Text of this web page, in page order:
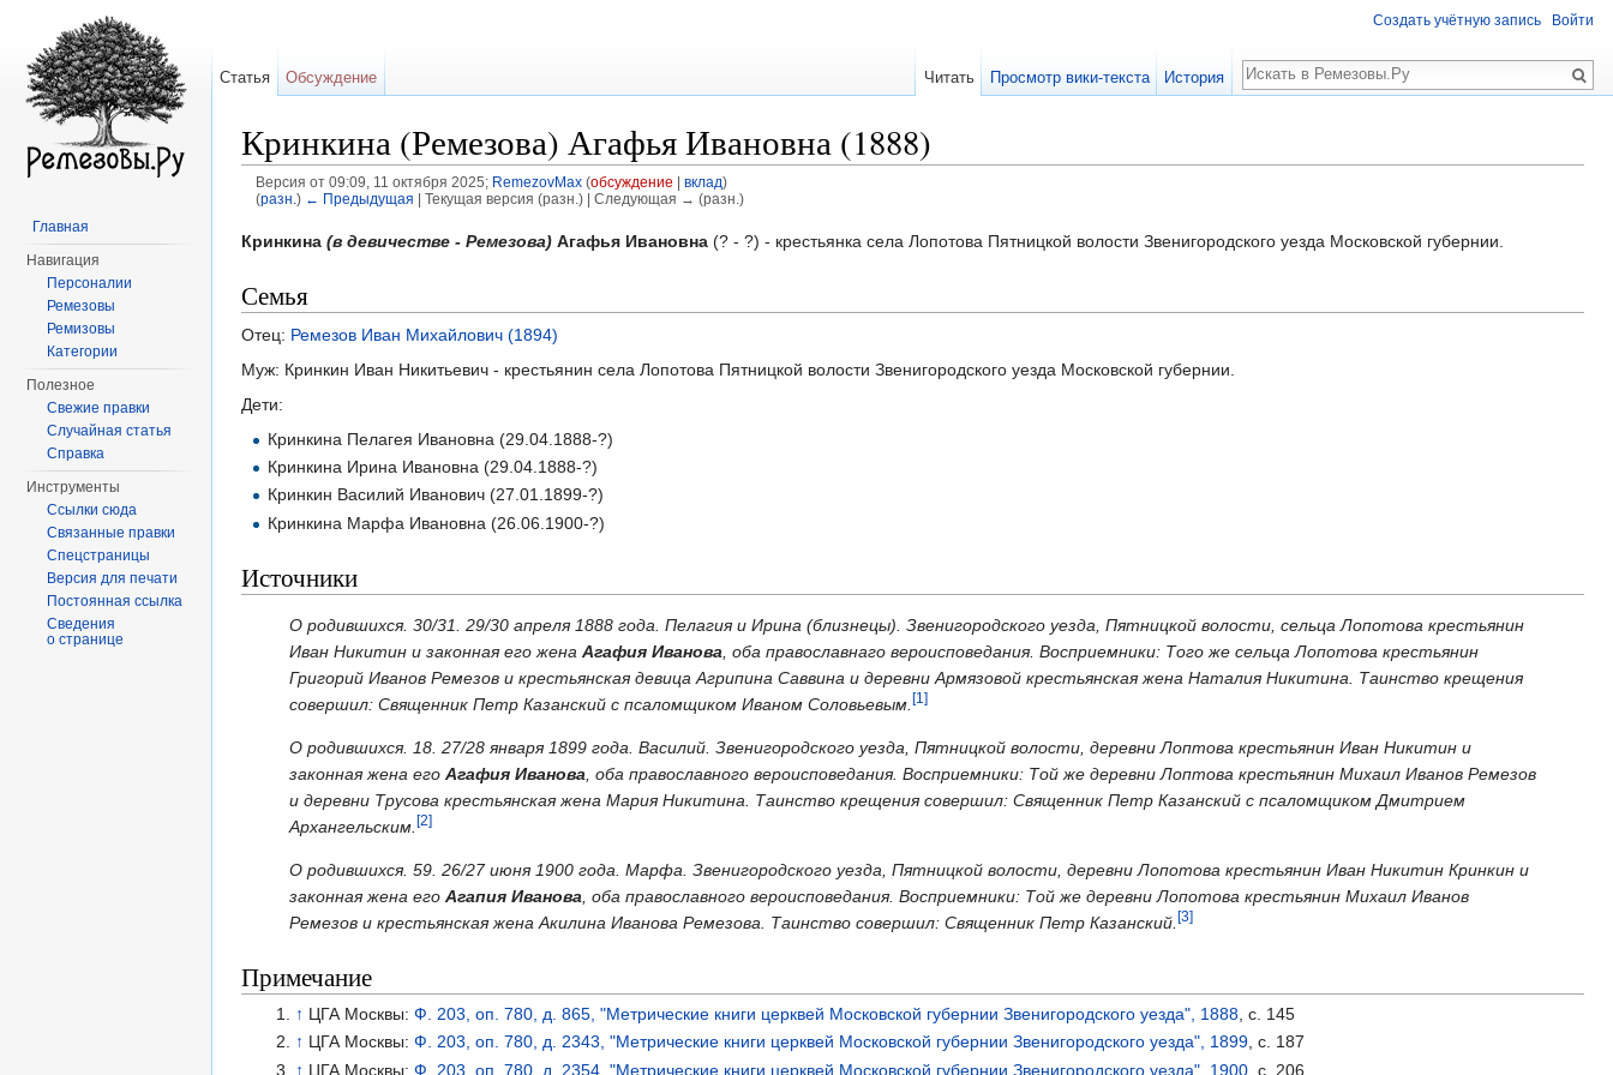
Кринкина (Ремезова) Агафья Ивановна (1888)
Версия от 09:09, 11 октября 2025; RemezovMax (обсуждение вклад)
(разн. ) ← Предыдущая | Текущая версия (разн.) | Следующая → (разн.)
Кринкина (в девичестве - Ремезова) Агафья Ивановна (? - ?) - крестьянка села Лопотова Пятницкой волости Звенигородского уезда Московской губернии.
Семья
Отец: Ремезов Иван Михайлович (1894)
Муж: Кринкин Иван Никитьевич - крестьянин села Лопотова Пятницкой волости Звенигородского уезда Московской губернии.
Дети:
Кринкина Пелагея Ивановна (29.04.1888-?)
Кринкина Ирина Ивановна (29.04.1888-?)
Кринкин Василий Иванович (27.01.1899-?)
Кринкина Марфа Ивановна (26.06.1900-?)
Источники
О родившихся. 30/31. 29/30 апреля 1888 года. Пелагия и Ирина (близнецы). Звенигородского уезда, Пятницкой волости, сельца Лопотова крестьянин
Иван Никитин и законная его жена Агафия Иванова , оба православнаго вероисповедания. Восприемники: Того же сельца Лопотова крестьянин
Григорий Иванов Ремезов и крестьянская девица Агрипина Саввина и деревни Армязовой крестьянская жена Наталия Никитина. Таинство крещения
совершил: Священник Петр Казанский с псаломщиком Иваном Соловьевым. [1]
О родившихся. 18. 27/28 января 1899 года. Василий. Звенигородского уезда, Пятницкой волости, деревни Лоптова крестьянин Иван Никитин и
законная жена его Агафия Иванова , оба православного вероисповедания. Восприемники: Той же деревни Лоптова крестьянин Михаил Иванов Ремезов
и деревни Трусова крестьянская жена Мария Никитина. Таинство крещения совершил: Священник Петр Казанский с псаломщиком Дмитрием
Архангельским. [2]
О родившихся. 59. 26/27 июня 1900 года. Марфа. Звенигородского уезда, Пятницкой волости, деревни Лопотова крестьянин Иван Никитин Кринкин и
законная жена его Агапия Иванова , оба православного вероисповедания. Восприемники: Той же деревни Лопотова крестьянин Михаил Иванов
Ремезов и крестьянская жена Акилина Иванова Ремезова. Таинство совершил: Священник Петр Казанский. [3]
Примечание
↑ ЦГА Москвы: Ф. 203, оп. 780, д. 865, "Метрические книги церквей Московской губернии Звенигородского уезда", 1888, с. 145
↑ ЦГА Москвы: Ф. 203, оп. 780, д. 2343, "Метрические книги церквей Московской губернии Звенигородского уезда", 1899, с. 187
↑ ЦГА Москвы: Ф. 203, оп. 780, д. 2354, "Метрические книги церквей Московской губернии Звенигородского уезда", 1900, с. 206
Создать учётную запись Войти
Статья Обсуждение Читать Просмотр вики-текста История
Поиск
Главная
Навигация
Персоналии
Ремезовы
Ремизовы
Категории
Полезное
Свежие правки
Случайная статья
Справка
Инструменты
Ссылки сюда
Связанные правки
Спецстраницы
Версия для печати
Постоянная ссылка
Сведения
о странице